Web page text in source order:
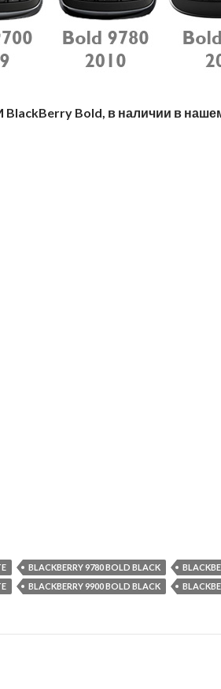
Bold, в наличии в
BLACKBERRY 9780 BOLD BLACK
BLACKBERRY 9900 BOLD BLACK